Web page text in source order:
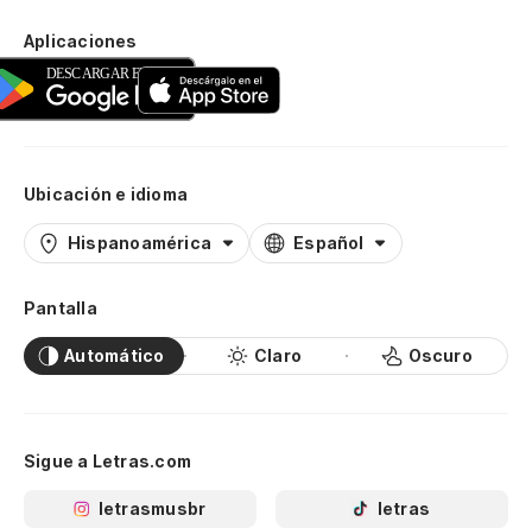
Aplicaciones
Ubicación e idioma
Hispanoamérica Español
Pantalla
Automático Claro Oscuro
Sigue a Letras.com
letrasmusbr letras